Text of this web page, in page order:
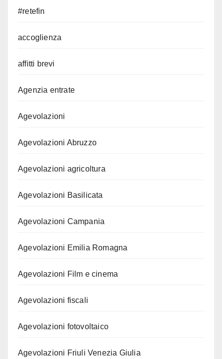
#retefin
accoglienza
affitti brevi
Agenzia entrate
Agevolazioni
Agevolazioni Abruzzo
Agevolazioni agricoltura
Agevolazioni Basilicata
Agevolazioni Campania
Agevolazioni Emilia Romagna
Agevolazioni Film e cinema
Agevolazioni fiscali
Agevolazioni fotovoltaico
Agevolazioni Friuli Venezia Giulia